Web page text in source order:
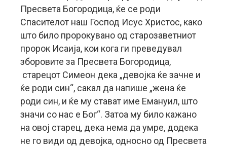
Пресвета Богородица, ќе се роди
Спасителот наш Господ Исус Христос, како
што било пророкувано од старозаветниот
пророк Исаија, кои кога ги преведувал
зборовите за Пресвета Богородица,
старецот Симеон дека „девојка ќе зачне и
ќе роди син“, сакал да напише „жена ќе
роди син, и ќе му стават име Емануил, што
значи со нас е Бог“. Затоа му било кажано
на овој старец, дека нема да умре, додека
не го види од девојка, односно од Пресвета